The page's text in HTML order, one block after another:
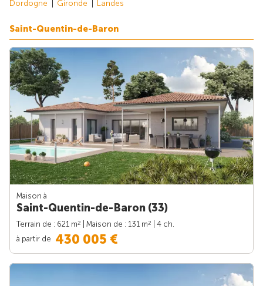
Dordogne Gironde Landes
Saint-Quentin-de-Baron
Maison à
Saint-Quentin-de-Baron (33)
Terrain de : 621 m2 | Maison de : 131 m2
| 4 ch.
à partir de 430 005 €